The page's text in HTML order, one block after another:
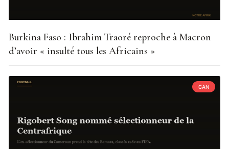
Burkina Faso : Ibrahim Traoré reproche à Macron
d’avoir « insulté tous les Africains »
CAN